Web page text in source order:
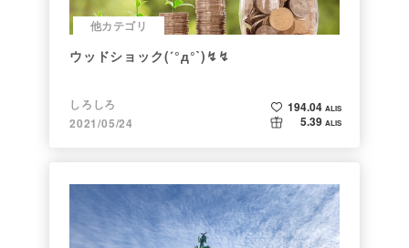
他カテゴリ
ウッドショック(´°д°`)↯↯
しろしろ
2021/05/24
194.04 ALIS
5.39 ALIS